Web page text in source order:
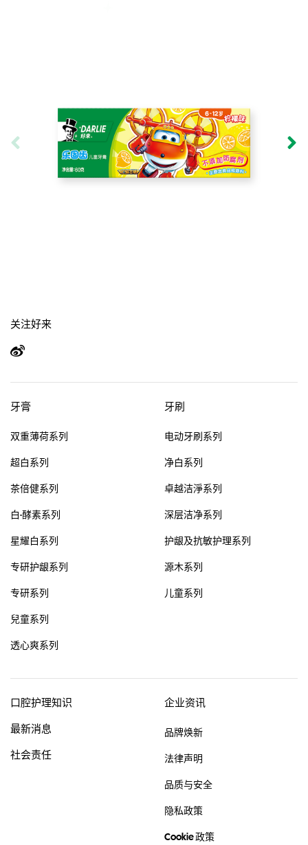
关注好来
牙膏
双重薄荷系列
超白系列
茶倍健系列
白·酵素系列
星耀白系列
专研护龈系列
专研系列
兒童系列
透心爽系列
牙刷
电动牙刷系列
净白系列
卓越洁淨系列
深层洁净系列
护龈及抗敏护理系列
源木系列
儿童系列
口腔护理知识
最新消息
社会责任
企业资讯
品牌焕新
法律声明
品质与安全
隐私政策
Cookie 政策